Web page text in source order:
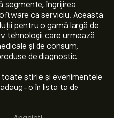
segmente, îngrijirea
ca serviciu. Aceasta
pentru o gamă largă de
tehnologii care urmează
și de consum,
de diagnostic.
știrile și evenimentele
o în lista ta de
este 209.67‎$‎.